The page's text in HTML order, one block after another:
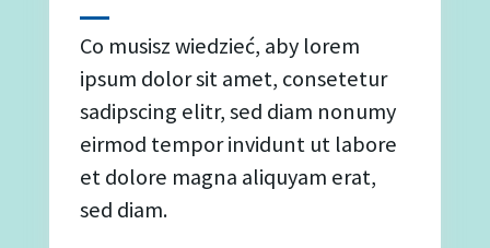
Co musisz wiedzieć, aby lorem
ipsum dolor sit amet, consetetur
sadipscing elitr, sed diam nonumy
eirmod tempor invidunt ut labore
et dolore magna aliquyam erat,
sed diam.